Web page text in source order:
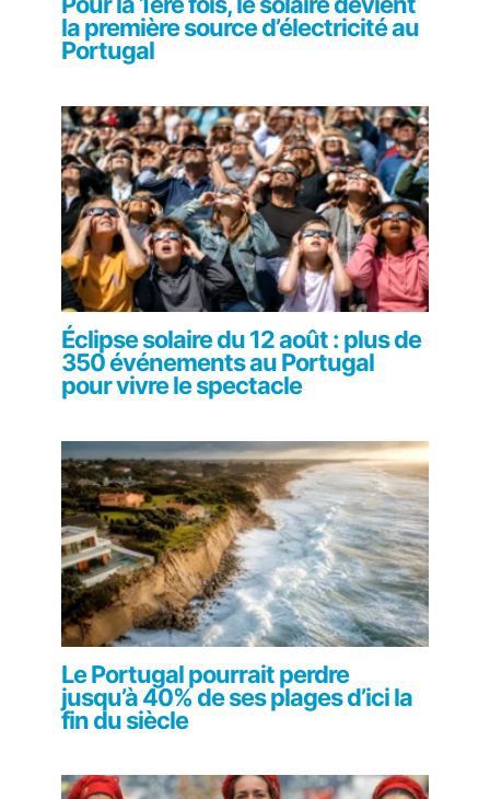
la première source d’électricité au
Portugal
Éclipse solaire du 12 août : plus de
350 événements au Portugal
pour vivre le spectacle
Le Portugal pourrait perdre
jusqu’à 40% de ses plages d’ici la
fin du siècle